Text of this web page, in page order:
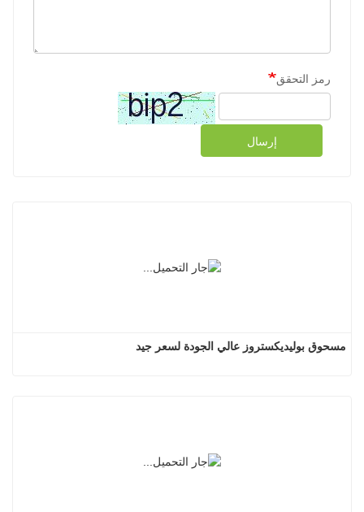
رمز التحقق
إرسال
مسحوق بوليديكستروز عالي الجودة لسعر جيد